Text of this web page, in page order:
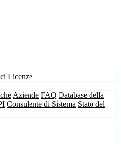
Licenze
Aziende FAQ Database della
Consulente di Sistema Stato del